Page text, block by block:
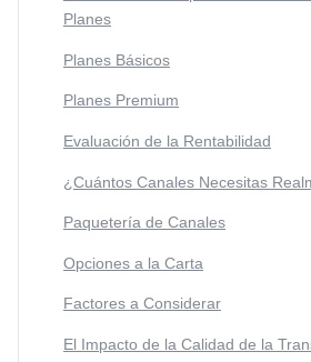
Planes
Planes Básicos
Planes Premium
Evaluación de la Rentabilidad
¿Cuántos Canales Necesitas
Paquetería de Canales
Opciones a la Carta
Factores a Considerar
El Impacto de la Calidad de la